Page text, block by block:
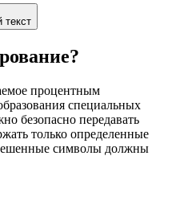
текст
процентным
специальных
безопасно передавать
только определенные
символы должны